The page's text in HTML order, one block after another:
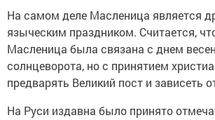
На самом деле Масленица является
языческим праздником. Считается,
Масленица была связана с днем
солнцеворота, но с принятием
предварять Великий пост и зависеть
На Руси издавна было принято